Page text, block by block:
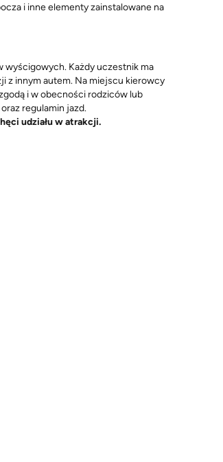
i inne elementy zainstalowane na
wyścigowych. Każdy uczestnik ma
z innym autem. Na miejscu kierowcy
i w obecności rodziców lub
regulamin jazd.
udziału w atrakcji.